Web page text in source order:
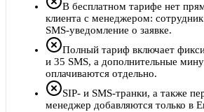
В бесплатном тарифе нет
клиента с менеджером: сотрудник
SMS-уведомление о заявке.
Полный тариф включает
и 35 SMS, а дополнительные
оплачиваются отдельно.
SIP- и SMS-транки, а также
менеджер добавляются только в